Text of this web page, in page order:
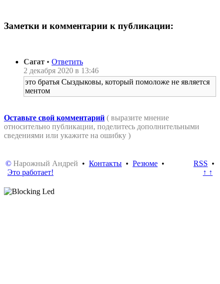
Заметки и комментарии к публикации:
Сагат • Ответить
2 декабря 2020 в 13:46
это братья Сыздыковы, который помоложе не является
ментом
Оставьте свой комментарий ( выразите мнение
относительно публикации, поделитесь дополнительными
сведениями или укажите на ошибку )
© Нарожный Андрей • Контакты • Резюме •
Это работает!
RSS •
↑ ↑